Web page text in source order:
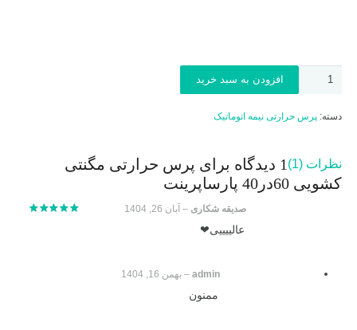
پرس
پارساپرینت
عدد
افزودن به سبد خرید
دسته:پرس حرارتی نیمه اتوماتیک
نظرات (1) 1 دیدگاه برای
پرس حرارتی مگنتی
کشویی 60در40 پارساپرینت
صدیقه شکاری– آبان 26, 1404
عالییییی❤
admin
– بهمن 16, 1404
ممنون